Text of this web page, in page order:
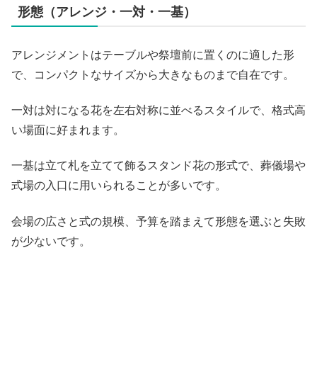
形態（アレンジ・一対・一基）
アレンジメントはテーブルや祭壇前に置くのに適した形
で、コンパクトなサイズから大きなものまで自在です。
一対は対になる花を左右対称に並べるスタイルで、格式高
い場面に好まれます。
一基は立て札を立てて飾るスタンド花の形式で、葬儀場や
式場の入口に用いられることが多いです。
会場の広さと式の規模、予算を踏まえて形態を選ぶと失敗
が少ないです。